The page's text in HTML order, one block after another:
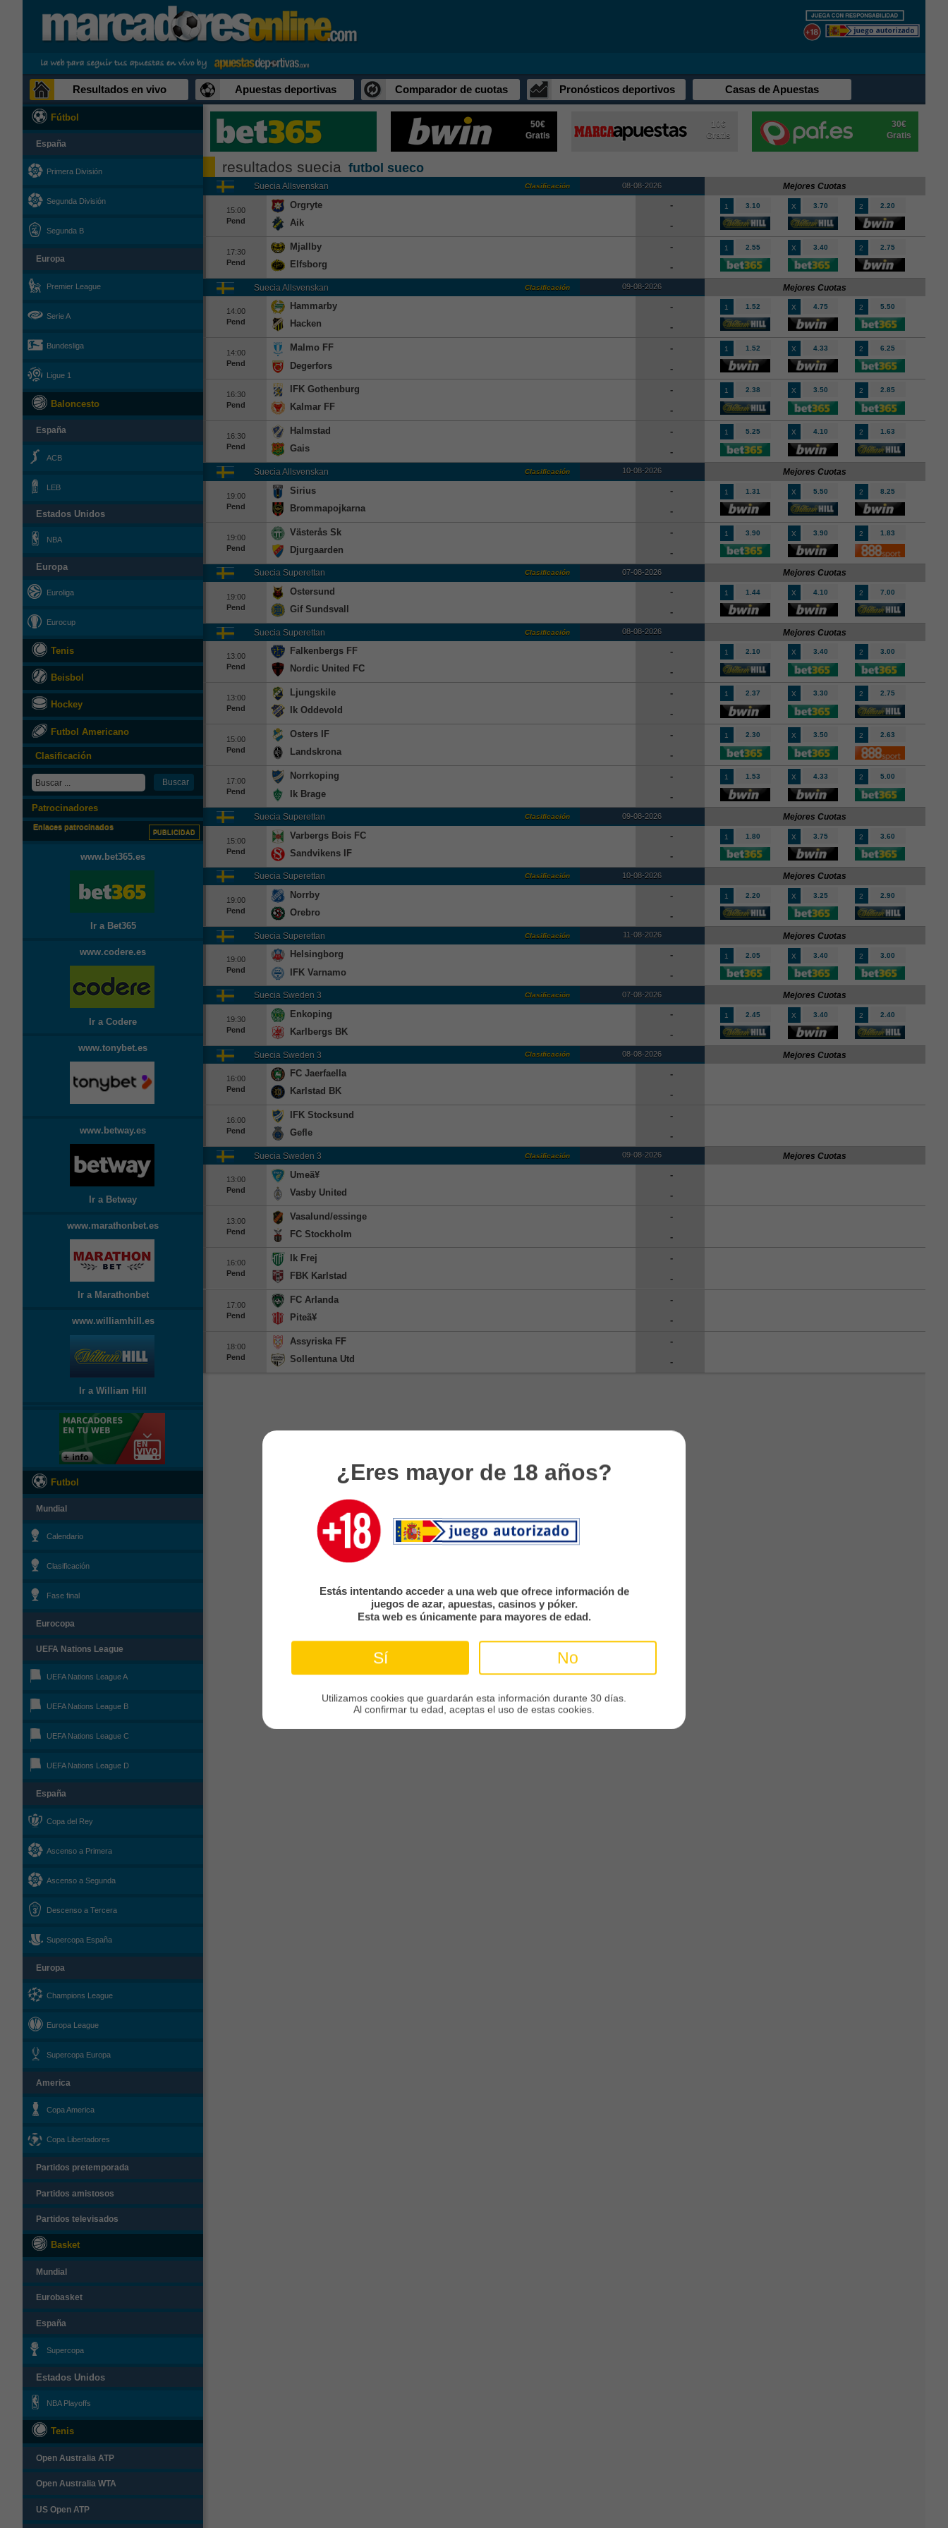
Resultados en vivo Apuestas deportivas Comparador de cuotas Pronósticos deportivos Casas de Apuestas
Fútbol
España
Primera División
Segunda División
Segunda B
Europa
Premier League
Serie A
Bundesliga
Ligue 1
Baloncesto
España
ACB
LEB
Estados Unidos
NBA
Europa
Euroliga
Eurocup
Tenis
Beisbol
Hockey
Futbol Americano
Clasificación
Patrocinadores
Enlaces patrocinados
PUBLICIDAD
www.bet365.es
Ir a Bet365
www.codere.es
Ir a Codere
www.tonybet.es
www.betway.es
Ir a Betway
www.marathonbet.es
Ir a Marathonbet
www.williamhill.es
Ir a William Hill
Futbol
Mundial
Calendario
Clasificación
Fase final
Eurocopa
UEFA Nations League
UEFA Nations League A
UEFA Nations League B
UEFA Nations League C
UEFA Nations League D
España
Copa del Rey
Ascenso a Primera
Ascenso a Segunda
Descenso a Tercera
Supercopa España
Europa
Champions League
Europa League
Supercopa Europa
America
Copa America
Copa Libertadores
Partidos pretemporada
Partidos amistosos
Partidos televisados
Basket
Mundial
Eurobasket
España
Supercopa
Estados Unidos
NBA Playoffs
Tenis
Open Australia ATP
Open Australia WTA
US Open ATP
50€
Gratis
10€
Gratis
30€
Gratis
resultados suecia futbol sueco
SueciaAllsvenskan Mejores Cuotas
08-08-2026
Clasificación
15:00
Pend
Orgryte
Aik
-
-
1 3.10 X 3.70 2 2.20
17:30
Pend
Mjallby
Elfsborg
-
-
1 2.55 X 3.40 2 2.75
Suecia Allsvenskan Mejores Cuotas
09-08-2026
Clasificación
14:00
Pend
Hammarby
Hacken
-
-
1 1.52 X 4.75 2 5.50
14:00
Pend
Malmo FF
Degerfors
-
-
1 1.52 X 4.33 2 6.25
16:30
Pend
IFK Gothenburg
Kalmar FF
-
-
1 2.38 X 3.50 2 2.85
16:30
Pend
Halmstad
Gais
-
-
1 5.25 X 4.10 2 1.63
SueciaAllsvenskan Mejores Cuotas
10-08-2026
Clasificación
19:00
Pend
Sirius
Brommapojkarna
-
-
1 1.31 X 5.50 2 8.25
19:00
Pend
Västerås Sk
Djurgaarden
-
-
1 3.90 X 3.90 2 1.83
SueciaSuperettan Mejores Cuotas
07-08-2026
Clasificación
19:00
Pend
Ostersund
Gif Sundsvall
-
-
1 1.44 X 4.10 2 7.00
Suecia Superettan Mejores Cuotas
08-08-2026
Clasificación
13:00
Pend
Falkenbergs FF
Nordic United FC
-
-
1 2.10 X 3.40 2 3.00
13:00
Pend
Ljungskile
Ik Oddevold
-
-
1 2.37 X 3.30 2 2.75
15:00
Pend
Osters IF
Landskrona
-
-
1 2.30 X 3.50 2 2.63
17:00
Pend
Norrkoping
Ik Brage
-
-
1 1.53 X 4.33 2 5.00
SueciaSuperettan Mejores Cuotas
09-08-2026
Clasificación
15:00
Pend
Varbergs Bois FC
Sandvikens IF
-
-
1 1.80 X 3.75 2 3.60
SueciaSuperettan Mejores Cuotas
10-08-2026
Clasificación
19:00
Pend
Norrby
Orebro
-
-
1 2.20 X 3.25 2 2.90
SueciaSuperettan Mejores Cuotas
11-08-2026
Clasificación
19:00
Pend
Helsingborg
IFK Varnamo
-
-
1 2.05 X 3.40 2 3.00
SueciaSweden 3 Mejores Cuotas
07-08-2026
Clasificación
19:30
Pend
Enkoping
Karlbergs BK
-
-
1 2.45 X 3.40 2 2.40
Suecia Sweden 3 Mejores Cuotas
08-08-2026
Clasificación
16:00
Pend
FC Jaerfaella
Karlstad BK
-
-
16:00
Pend
IFK Stocksund
Gefle
-
-
SueciaSweden 3 Mejores Cuotas
09-08-2026
Clasificación
13:00
Pend
Umeã¥
Vasby United
-
-
13:00
Pend
Vasalund/essinge
FC Stockholm
-
-
16:00
Pend
Ik Frej
FBK Karlstad
-
-
17:00
Pend
FC Arlanda
Piteã¥
-
-
18:00
Pend
Assyriska FF
Sollentuna Utd
-
-
¿Eres mayor de 18 años?
Estás intentando acceder a una web que ofrece información de
juegos de azar, apuestas, casinos y póker.
Esta web es únicamente para mayores de edad.
Sí No
Utilizamos cookies que guardarán esta información durante 30 días.
Al confirmar tu edad, aceptas el uso de estas cookies.